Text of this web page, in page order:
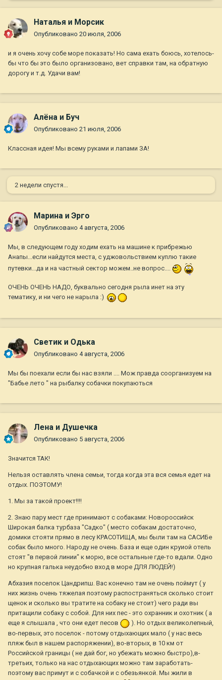
Наталья и Морсик
Опубликовано 20 июля, 2006
и я очень хочу собе море показать! Но сама ехать боюсь, хотелось-
бы что бы это было организовано, вет справки там, на обратную
дорогу и т.д. Удачи вам!
Алёна и Буч
Опубликовано 21 июля, 2006
Классная идея! Мы всему руками и лапами ЗА!
2 недели спустя...
Марина и Эрго
Опубликовано 4 августа, 2006
Мы, в следующем году ходим ехать на машине к прибрежью
Анапы...если найдутся места, с уджовольствием куплю такие
путевки...да и на частный сектор можем..не вопрос....
ОЧЕНЬ ОЧЕНЬ НАДО, буквально сегодня рыла инет на эту
тематику, и ни чего не нарыла :)
Светик и Одька
Опубликовано 4 августа, 2006
Мы бы поехали если бы нас взяли .... Мож правда соорганизуем на
"Бабье лето " на рыбалку собачки покупаються
Лена и Душечка
Опубликовано 5 августа, 2006
Значится ТАК!
Нельзя оставлять члена семьи, тогда когда эта вся семья едет на
отдых. ПОЭТОМУ!
1. Мы за такой проект!!!!
2. Знаю пару мест где принимают с собаками: Новороссийск
Широкая балка турбаза "Садко" ( место собакам достаточно,
домики стояти прямо в лесу КРАСОТИЩА, мы были там на САСИБе
собак было много. Народу не очень. База и еще один круиой отель
стоят "в первой линии" к морю, все остальные где-то вдали. Одно
но крупная галька неудобно вход в море ДЛЯ ЛЮДЕЙ!)
Абхазия поселок Цандрипш. Вас конечно там не очень поймут ( у
них жизнь очень тяжелая поэтому распостраняться сколько стоит
щенок и сколько вы тратите на собаку не стоит) чего ради вы
притащили собаку с собой. Для них пес - это охранник и охотник ( а
еще я слышала , что они едет песов
). Но отдых великолепный,
во-первых, это поселок - потому отдыхающих мало ( у нас весь
пляж был в нашем распоряжении), во-вторых, в 10 км от
Российской границы ( не дай бог, но убежать можно быстро),в-
третьих, только на нас отдыхающих можно там заработать-
поэтому вас примут и с собачкой и с обезьянкой. Мы жили в